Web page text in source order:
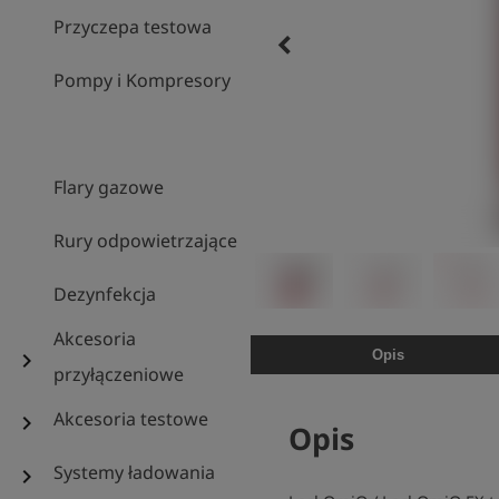
Przyczepa testowa
Pompy i Kompresory
Flary gazowe
Rury odpowietrzające
Dezynfekcja
chevron_right
Akcesoria
przyłączeniowe
chevron_right Akcesoria testowe
chevron_right Systemy ładowania
keyboard_arrow_left
Opis
Opis